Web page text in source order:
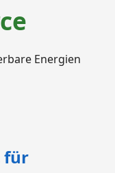
Energien
für